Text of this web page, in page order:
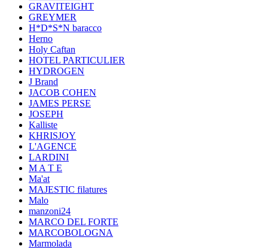
GRAVITEIGHT
GREYMER
H*D*S*N baracco
Herno
Holy Caftan
HOTEL PARTICULIER
HYDROGEN
J Brand
JACOB COHEN
JAMES PERSE
JOSEPH
Kalliste
KHRISJOY
L'AGENCE
LARDINI
M A T E
Ma'at
MAJESTIC filatures
Malo
manzoni24
MARCO DEL FORTE
MARCOBOLOGNA
Marmolada